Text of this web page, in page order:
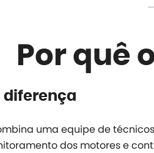
Por quê
diferença
uma equipe de
dos motores e